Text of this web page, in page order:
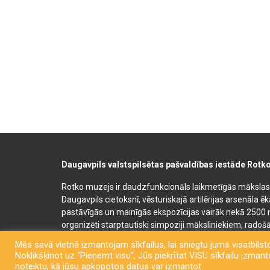
Daugavpils valstspilsētas pašvaldības iestāde
Rotko muzejs ir daudzfunkcionāls laikmetīgās
Daugavpils cietoksnī, vēsturiskajā artilērijas arsenāla
pastāvīgās un mainīgās ekspozīcijas vairāk nekā
organizēti starptautiski simpoziji māksliniekiem,
semināru un konferenču telpas. Rotko muzeja telpās
kafejnīca. Līdzās Rotko muzejam 2022. gadā tika
Mēs savā vietnē izmantojam sīkfailus, lai sniegtu jums
Noklikšķinot uz “Pieņemt visu”, Jūs piekrītat VISU sīkfailu
noteiktu, kā jūsu apkopotos datus var izmantot.